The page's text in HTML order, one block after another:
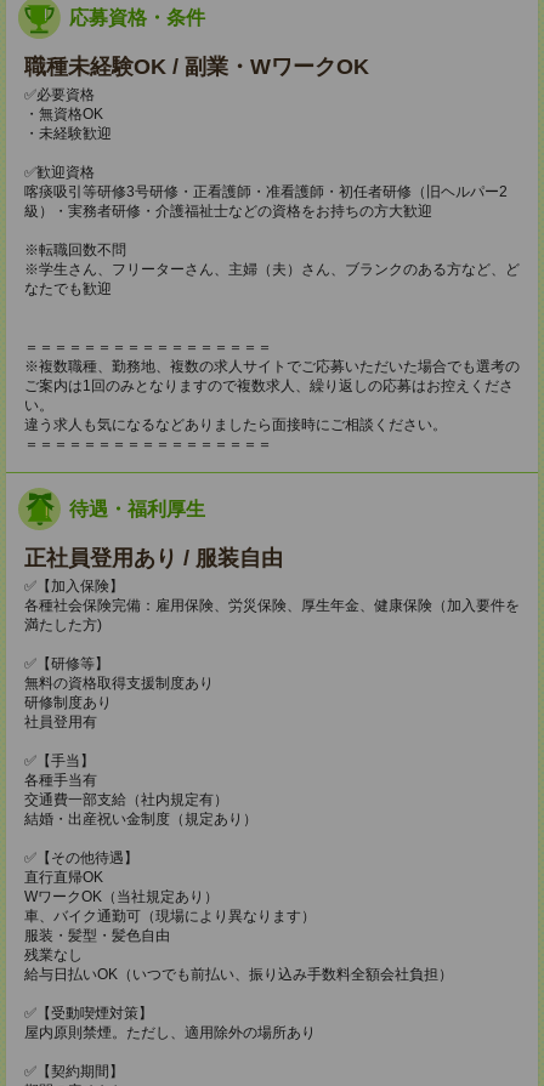
応募資格・条件
職種未経験OK / 副業・WワークOK
✅必要資格
・無資格OK
・未経験歓迎
✅歓迎資格
喀痰吸引等研修3号研修・正看護師・准看護師・初任者研修（旧ヘルパー2
級）・実務者研修・介護福祉士などの資格をお持ちの方大歓迎
※転職回数不問
※学生さん、フリーターさん、主婦（夫）さん、ブランクのある方など、ど
なたでも歓迎
＝＝＝＝＝＝＝＝＝＝＝＝＝＝＝＝＝
※複数職種、勤務地、複数の求人サイトでご応募いただいた場合でも選考の
ご案内は1回のみとなりますので複数求人、繰り返しの応募はお控えくださ
い。
違う求人も気になるなどありましたら面接時にご相談ください。
＝＝＝＝＝＝＝＝＝＝＝＝＝＝＝＝＝
待遇・福利厚生
正社員登用あり / 服装自由
✅【加入保険】
各種社会保険完備：雇用保険、労災保険、厚生年金、健康保険（加入要件を
満たした方)
✅【研修等】
無料の資格取得支援制度あり
研修制度あり
社員登用有
✅【手当】
各種手当有
交通費一部支給（社内規定有）
結婚・出産祝い金制度（規定あり）
✅【その他待遇】
直行直帰OK
WワークOK（当社規定あり）
車、バイク通勤可（現場により異なります）
服装・髪型・髪色自由
残業なし
給与日払いOK（いつでも前払い、振り込み手数料全額会社負担）
✅【受動喫煙対策】
屋内原則禁煙。ただし、適用除外の場所あり
✅【契約期間】